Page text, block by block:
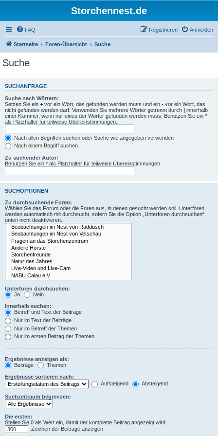
Storchennest.de
FAQ Anmelden
Registrieren
Startseite Foren-Übersicht Suche
Suche
SUCHANFRAGE
Suche nach Wörtern:
Setzen Sie ein + vor ein Wort, das gefunden werden muss und ein - vor ein Wort, das
nicht gefunden werden darf. Verwenden Sie mehrere Wörter getrennt durch | innerhalb
einer Klammer, wenn nur eines der Wörter gefunden werden muss. Benutzen Sie ein *
als Platzhalter für teilweise Übereinstimmungen.
Nach allen Begriffen suchen oder Suche wie angegeben verwenden
Nach einem Begriff suchen
Zu suchender Autor:
Benutzen Sie ein * als Platzhalter für teilweise Übereinstimmungen.
SUCHOPTIONEN
Zu durchsuchende Foren:
Wählen Sie das Forum oder die Foren aus, in denen gesucht werden soll. Unterforen
werden automatisch mit durchsucht, sofern Sie die Option „Unterforen durchsuchen“
unten nicht deaktivieren.
Unterforen durchsuchen:
Ja
Nein
Innerhalb suchen:
Betreff und Text der Beiträge
Nur im Text der Beiträge
Nur im Betreff der Themen
Nur im ersten Beitrag der Themen
Ergebnisse anzeigen als:
Beiträge
Themen
Ergebnisse sortieren nach:
Aufsteigend
Absteigend
Suchzeitraum begrenzen:
Die ersten:
Stellen Sie 0 als Wert ein, damit der komplette Beitrag angezeigt wird.
Zeichen der Beiträge anzeigen